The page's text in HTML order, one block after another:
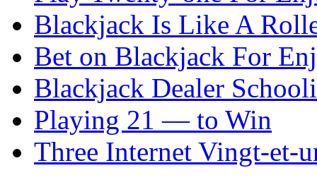
Blackjack Is Like A
Bet on Blackjack For
Blackjack Dealer
Playing 21 — to Win
Three Internet Vingt-et-